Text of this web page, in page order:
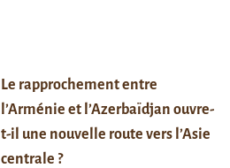
Le rapprochement entre
l’Arménie et l’Azerbaïdjan ouvre-
t-il une nouvelle route vers l’Asie
centrale ?